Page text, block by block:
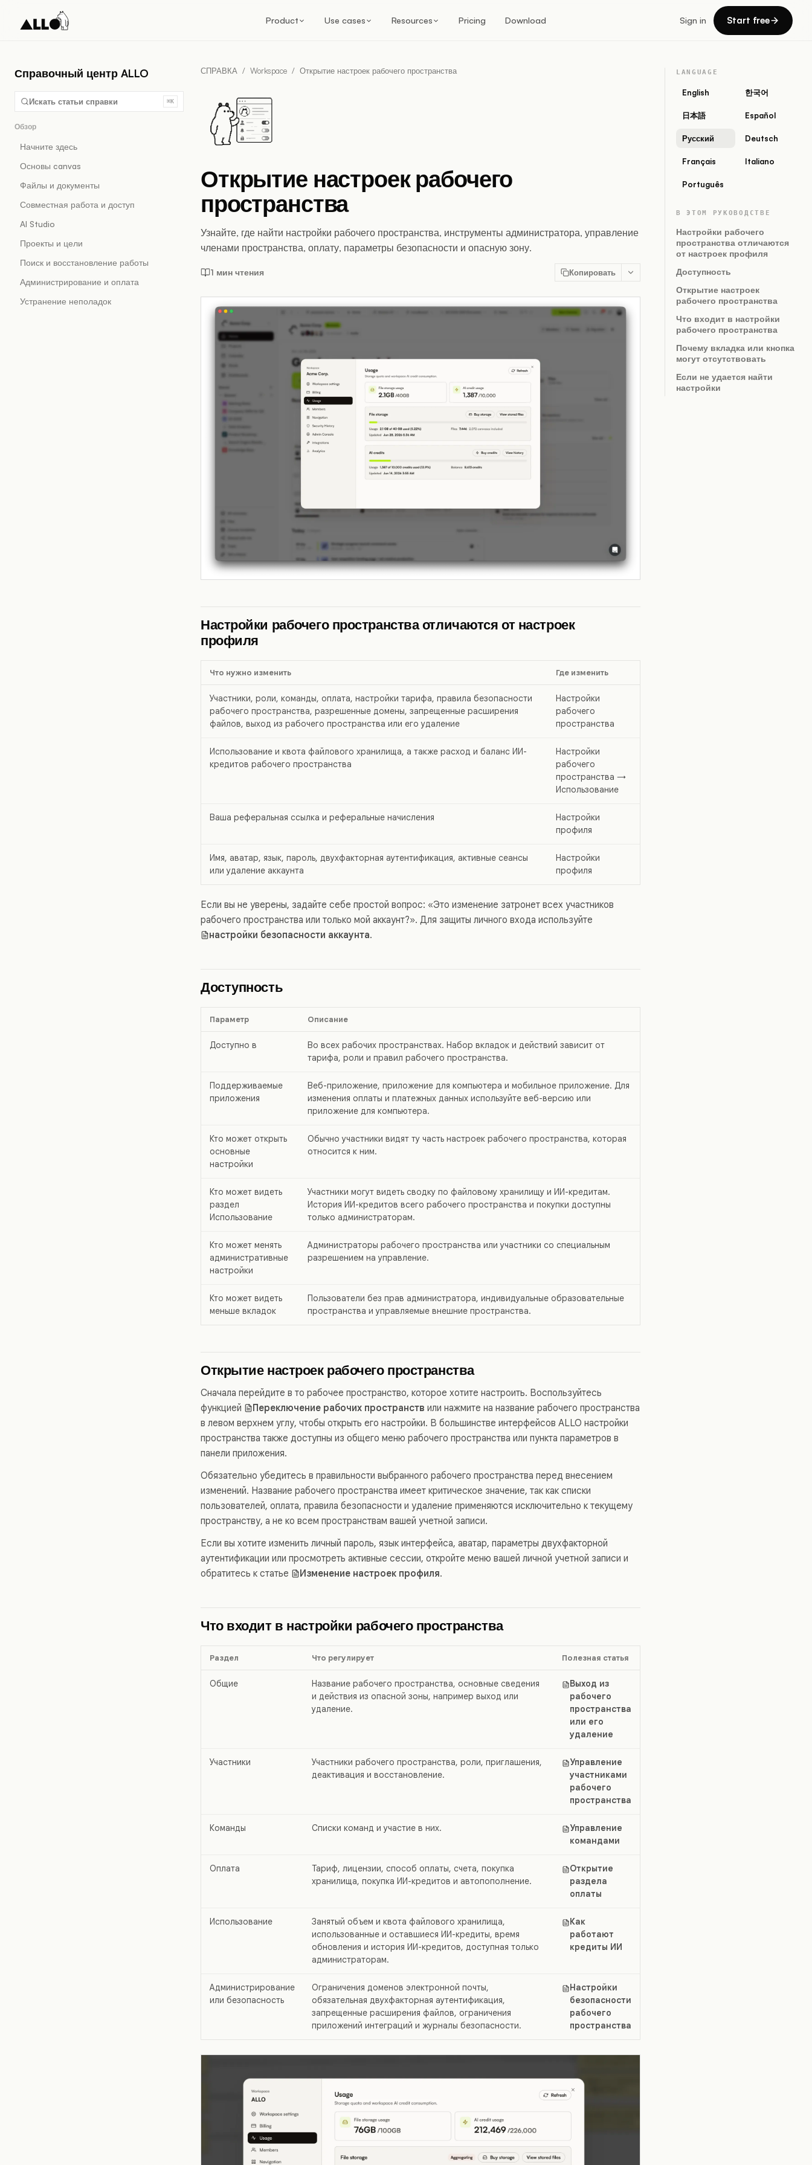
Product Use cases Resources Pricing Download Sign in Start free
Справочный центр ALLO
Искать статьи справки ⌘K
Обзор
Начните здесь
Основы canvas
Файлы и документы
Совместная работа и доступ
AI Studio
Проекты и цели
Поиск и восстановление работы
Администрирование и оплата
Устранение неполадок
СПРАВКА / Workspace / Открытие настроек рабочего пространства
Открытие настроек рабочего
пространства
Узнайте, где найти настройки рабочего пространства, инструменты администратора, управление
членами пространства, оплату, параметры безопасности и опасную зону.
1 мин чтения Копировать
Настройки рабочего пространства отличаются от настроек
профиля
Что нужно изменить Где изменить
Участники, роли, команды, оплата, настройки тарифа, правила безопасности
рабочего пространства, разрешенные домены, запрещенные расширения
файлов, выход из рабочего пространства или его удаление
Настройки
рабочего
пространства
Использование и квота файлового хранилища, а также расход и баланс ИИ-
кредитов рабочего пространства
Настройки
рабочего
пространства →
Использование
Ваша реферальная ссылка и реферальные начисления
Настройки
профиля
Имя, аватар, язык, пароль, двухфакторная аутентификация, активные сеансы
или удаление аккаунта
Настройки
профиля
Если вы не уверены, задайте себе простой вопрос: «Это изменение затронет всех участников
рабочего пространства или только мой аккаунт?». Для защиты личного входа используйте
настройки безопасности аккаунта.
Доступность
Параметр Описание
Доступно в
Во всех рабочих пространствах. Набор вкладок и действий зависит от
тарифа, роли и правил рабочего пространства.
Поддерживаемые
приложения
Веб-приложение, приложение для компьютера и мобильное приложение. Для
изменения оплаты и платежных данных используйте веб-версию или
приложение для компьютера.
Кто может открыть
основные
настройки
Обычно участники видят ту часть настроек рабочего пространства, которая
относится к ним.
Кто может видеть
раздел
Использование
Участники могут видеть сводку по файловому хранилищу и ИИ-кредитам.
История ИИ-кредитов всего рабочего пространства и покупки доступны
только администраторам.
Кто может менять
административные
настройки
Администраторы рабочего пространства или участники со специальным
разрешением на управление.
Кто может видеть
меньше вкладок
Пользователи без прав администратора, индивидуальные образовательные
пространства и управляемые внешние пространства.
Открытие настроек рабочего пространства
Сначала перейдите в то рабочее пространство, которое хотите настроить. Воспользуйтесь
функцией
Переключение рабочих пространств или нажмите на название рабочего пространства
в левом верхнем углу, чтобы открыть его настройки. В большинстве интерфейсов ALLO настройки
пространства также доступны из общего меню рабочего пространства или пункта параметров в
панели приложения.
Обязательно убедитесь в правильности выбранного рабочего пространства перед внесением
изменений. Название рабочего пространства имеет критическое значение, так как списки
пользователей, оплата, правила безопасности и удаление применяются исключительно к текущему
пространству, а не ко всем пространствам вашей учетной записи.
Если вы хотите изменить личный пароль, язык интерфейса, аватар, параметры двухфакторной
аутентификации или просмотреть активные сессии, откройте меню вашей личной учетной записи и
обратитесь к статье
Изменение настроек профиля.
Что входит в настройки рабочего пространства
Раздел Что регулирует Полезная статья
Общие
Название рабочего пространства, основные сведения
и действия из опасной зоны, например выход или
удаление.
Выход из
рабочего
пространства
или его
удаление
Участники
Участники рабочего пространства, роли, приглашения,
деактивация и восстановление.
Управление
участниками
рабочего
пространства
Команды Списки команд и участие в них.
Управление
командами
Оплата
Тариф, лицензии, способ оплаты, счета, покупка
хранилища, покупка ИИ-кредитов и автопополнение.
Открытие
раздела
оплаты
Использование
Занятый объем и квота файлового хранилища,
использованные и оставшиеся ИИ-кредиты, время
обновления и история ИИ-кредитов, доступная только
администраторам.
Как
работают
кредиты ИИ
Администрирование
или безопасность
Ограничения доменов электронной почты,
обязательная двухфакторная аутентификация,
запрещенные расширения файлов, ограничения
приложений интеграций и журналы безопасности.
Настройки
безопасности
рабочего
пространства
LANGUAGE
English 한국어
日本語 Español
Русский Deutsch
Français Italiano
Português
В ЭТОМ РУКОВОДСТВЕ
Настройки рабочего
пространства отличаются
от настроек профиля
Доступность
Открытие настроек
рабочего пространства
Что входит в настройки
рабочего пространства
Почему вкладка или кнопка
могут отсутствовать
Если не удается найти
настройки